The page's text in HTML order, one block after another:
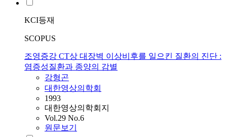
KCI등재
SCOPUS
조영증강 CT상 대장벽 이상비후를 일으킨 질환의 진단 :
염증성질환과 종양의 감별
강형곤
대한영상의학회
1993
대한영상의학회지
Vol.29 No.6
원문보기